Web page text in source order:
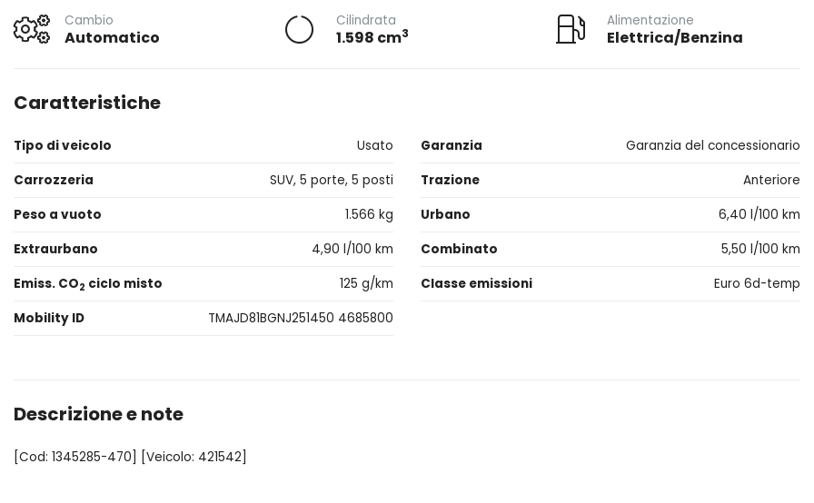
Cambio
Automatico
Cilindrata
1.598 cm3
Alimentazione
Elettrica/Benzina
Caratteristiche
Tipo di veicolo Usato Garanzia
Garanzia del concessionario
Carrozzeria
SUV, 5 porte, 5 posti Trazione
Anteriore
Peso a vuoto
1.566 kg Urbano
6,40 l/100 km
Extraurbano
4,90 l/100 km Combinato
5,50 l/100 km
Emiss. CO2 ciclo misto 125 g/km Classe emissioni
Euro 6d-temp
Mobility ID
TMAJD81BGNJ251450 4685800
Descrizione e note
[Cod: 1345285-470] [Veicolo: 421542]